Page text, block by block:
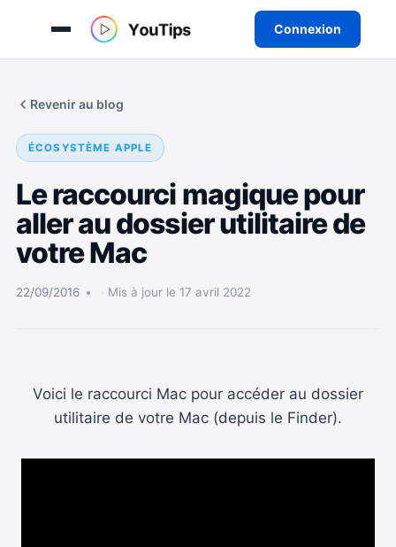
Connexion
Revenir au blog
ÉCOSYSTÈME APPLE
Le raccourci magique pour
aller au dossier utilitaire de
votre Mac
22/09/2016 Mis à jour le 17 avril 2022
Voici le raccourci Mac pour accéder au dossier
utilitaire de votre Mac (depuis le Finder).